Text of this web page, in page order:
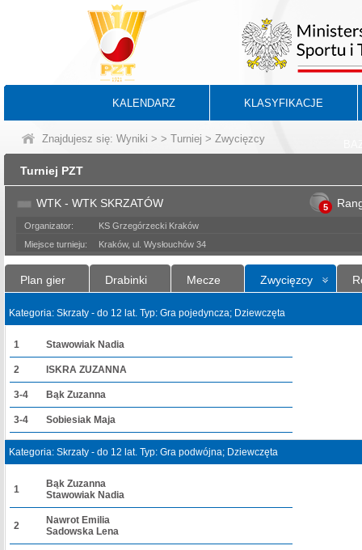
KALENDARZ KLASYFIKACJE
Znajdujesz się: Wyniki > > Turniej > Zwycięzcy
Turniej PZT
WTK - WTK SKRZATÓW 5
Organizator:
KS Grzegórzecki Kraków
Miejsce turnieju:
Kraków, ul. Wysłouchów 34
Plan gier Drabinki Mecze Zwycięzcy
Kategoria: Skrzaty - do 12 lat. Typ: Gra pojedyncza; Dziewczęta
1 Stawowiak Nadia
2 ISKRA ZUZANNA
3-4 Bąk Zuzanna
3-4 Sobiesiak Maja
Kategoria: Skrzaty - do 12 lat. Typ: Gra podwójna; Dziewczęta
1
Bąk Zuzanna
Stawowiak Nadia
2
Nawrot Emilia
Sadowska Lena